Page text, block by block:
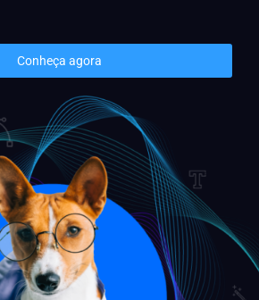
Conheça agora